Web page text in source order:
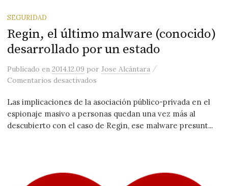
SEGURIDAD
Regin, el último malware (conocido)
desarrollado por un estado
Publicadoen2014.12.09 porJose Alcántara /
Comentarios desactivados
Las implicaciones de la asociación público-privada en el
espionaje masivo a personas quedan una vez más al
descubierto con el caso de Regin, ese malware presunt...